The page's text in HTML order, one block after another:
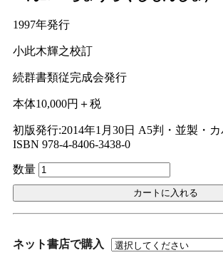
1997年発行
小此木輝之校訂
続群書類従完成会発行
本体10,000円＋税
初版発行:2014年1月30日 A5判・並製・
ISBN 978-4-8406-3438-0
数量
ネット書店で購入